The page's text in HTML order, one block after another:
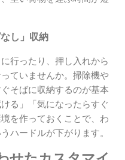
し」収納
行ったり、押し入れから
ていませんか。掃除機や
そばに収納するのが基本
る」「気になったらすぐ
を作っておくことで、わ
ハードルが下がります。